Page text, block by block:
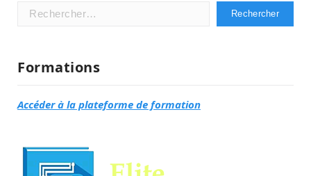
Rechercher :
Formations
Accéder à la plateforme de formation